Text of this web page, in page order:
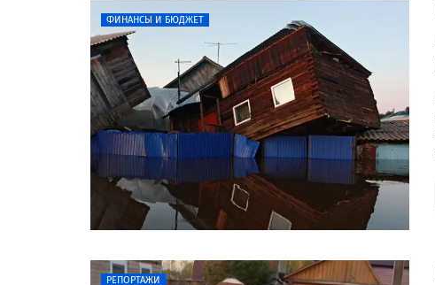
ФИНАНСЫ И БЮДЖЕТ
РЕПОРТАЖИ